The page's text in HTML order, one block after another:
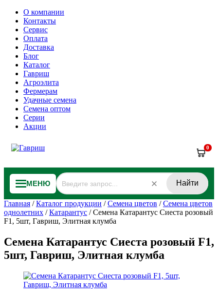
О компании
Контакты
Сервис
Оплата
Доставка
Блог
Каталог
Гавриш
Агроэлита
Фермерам
Удачные семена
Семена оптом
Серии
Акции
0
МЕНЮ Найти
Главная /Каталог продукции /Семена цветов /Семена цветов
однолетних /Катарантус /Семена Катарантус Сиеста розовый
F1, 5шт, Гавриш, Элитная клумба
Семена Катарантус Сиеста розовый F1,
5шт, Гавриш, Элитная клумба